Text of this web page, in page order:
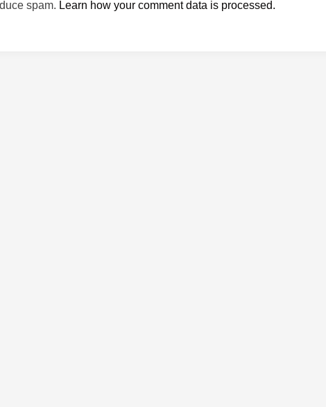
spam. Learn how your comment data is processed.